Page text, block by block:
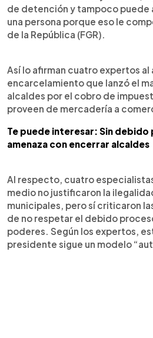
de detención y tampoco puede
una persona porque eso le
de la República (FGR).
Así lo afirman cuatro expertos al
encarcelamiento que lanzó el
alcaldes por el cobro de
proveen de mercadería a
Te puede interesar: Sin
amenaza con encerrar alcaldes
Al respecto, cuatro
medio no justificaron la
municipales, pero sí criticaron
de no respetar el debido
poderes. Según los expertos,
presidente sigue un modelo